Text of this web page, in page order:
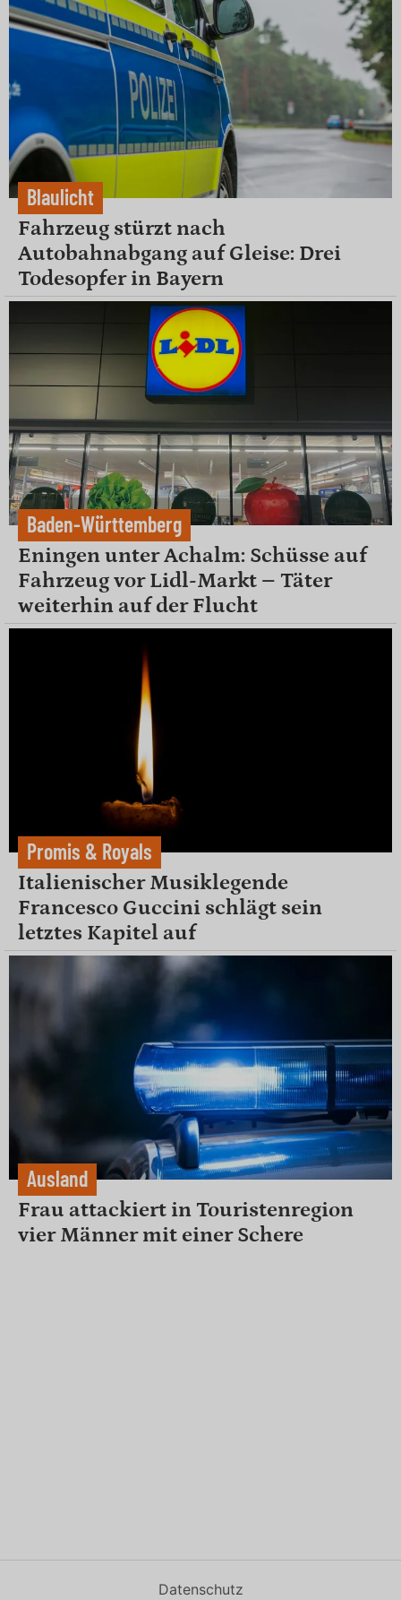
Blaulicht
Fahrzeug stürzt nach
Autobahnabgang auf Gleise: Drei
Todesopfer in Bayern
Baden-Württemberg
Eningen unter Achalm: Schüsse auf
Fahrzeug vor Lidl-Markt – Täter
weiterhin auf der Flucht
Promis & Royals
Italienischer Musiklegende
Francesco Guccini schlägt sein
letztes Kapitel auf
Ausland
Frau attackiert in Touristenregion
vier Männer mit einer Schere
Datenschutz